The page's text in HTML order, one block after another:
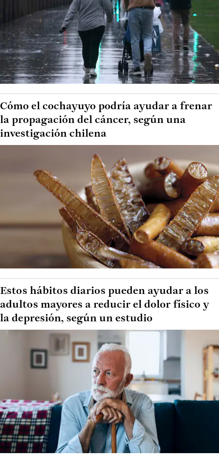
Cómo el cochayuyo podría ayudar a frenar
la propagación del cáncer, según una
investigación chilena
Estos hábitos diarios pueden ayudar a los
adultos mayores a reducir el dolor físico y
la depresión, según un estudio